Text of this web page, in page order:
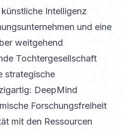
Intelligenz
und eine
weitgehend
Tochtergesellschaft
strategische
DeepMind
Forschungsfreiheit
mit den Ressourcen